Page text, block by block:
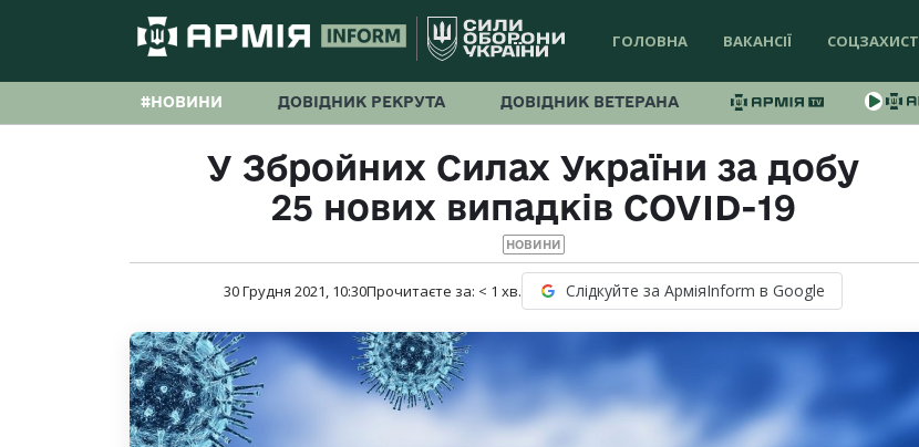
ГОЛОВНА ВАКАНСІЇ СОЦЗАХИСТ
#НОВИНИ ДОВІДНИК РЕКРУТА ДОВІДНИК ВЕТЕРАНА
У Збройних Силах України за добу
25 нових випадків COVID-19
НОВИНИ
30 Грудня 2021, 10:30Прочитаєте за: < 1 хв. Слідкуйте за АрміяInform в Google